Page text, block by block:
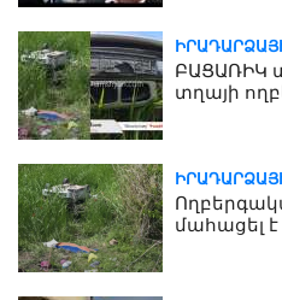
ԲԱՑԱՌԻԿ
տղայի
մահացել է